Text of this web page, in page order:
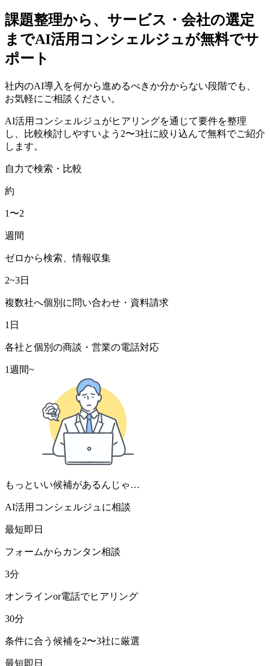
課題整理から、サービス・会社の選定
までAI活用コンシェルジュが無料でサ
ポート
社内のAI導入を何から進めるべきか分からない段階でも、
お気軽にご相談ください。
AI活用コンシェルジュがヒアリングを通じて要件を整理
し、比較検討しやすいよう2〜3社に絞り込んで無料でご紹介
します。
自力で検索・比較
約
1〜2
週間
ゼロから検索、情報収集
2~3日
複数社へ個別に問い合わせ・資料請求
1日
各社と個別の商談・営業の電話対応
1週間~
もっといい候補があるんじゃ…
AI活用コンシェルジュに相談
最短即日
フォームからカンタン相談
3分
オンラインor電話でヒアリング
30分
条件に合う候補を2〜3社に厳選
最短即日